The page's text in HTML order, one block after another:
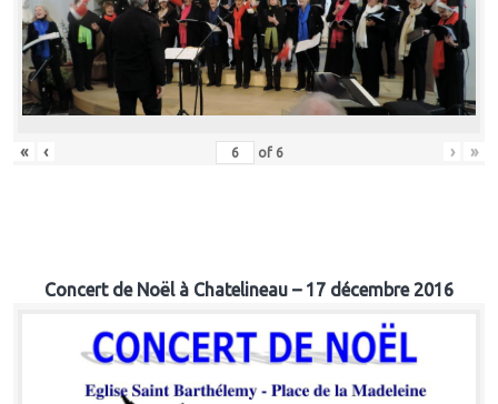
« ‹ of 6 › »
Concert de Noël à Chatelineau – 17 décembre 2016